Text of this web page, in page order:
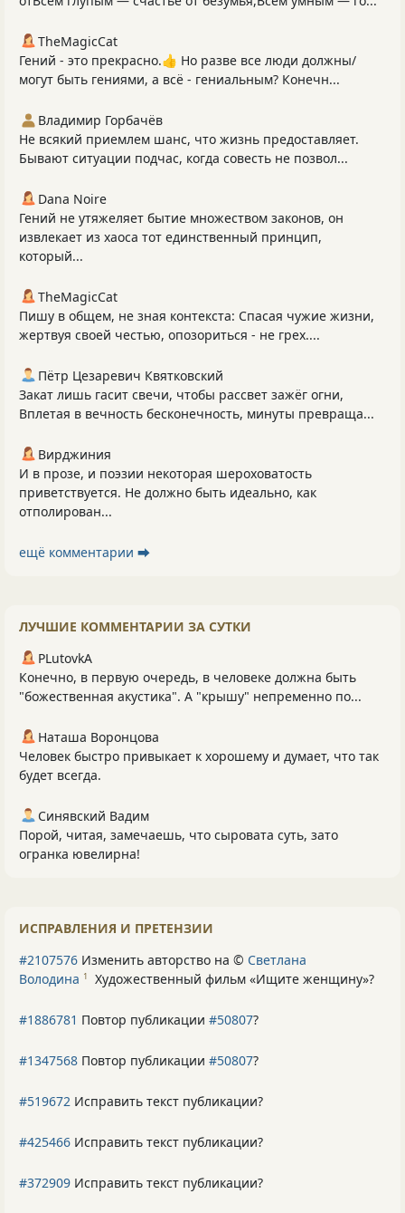
TheMagicCat
Гений - это прекрасно.👍 Но разве все люди должны/
могут быть гениями, а всё - гениальным? Конечн...
Владимир Горбачёв
Не всякий приемлем шанс, что жизнь предоставляет.
Бывают ситуации подчас, когда совесть не позвол...
Dana Noire
Гений не утяжеляет бытие множеством законов, он
извлекает из хаоса тот единственный принцип,
который...
TheMagicCat
Пишу в общем, не зная контекста: Спасая чужие жизни,
жертвуя своей честью, опозориться - не грех....
Пётр Цезаревич Квятковский
Закат лишь гасит свечи, чтобы рассвет зажёг огни,
Вплетая в вечность бесконечность, минуты превраща...
Вирджиния
И в прозе, и поэзии некоторая шероховатость
приветствуется. Не должно быть идеально, как
отполирован...
ещё комментарии ⮕
ЛУЧШИЕ КОММЕНТАРИИ ЗА СУТКИ
PLutоvkА
Конечно, в первую очередь, в человеке должна быть
"божественная акустика". А "крышу" непременно по...
Наташа Воронцова
Человек быстро привыкает к хорошему и думает, что так
будет всегда.
Синявский Вадим
Порой, читая, замечаешь, что сыровата суть, зато
огранка ювелирна!
ИСПРАВЛЕНИЯ И ПРЕТЕНЗИИ
#2107576 Изменить авторство на © Светлана
Володина 1 Художественный фильм «Ищите женщину»?
#1886781 Повтор публикации #50807?
#1347568 Повтор публикации #50807?
#519672 Исправить текст публикации?
#425466 Исправить текст публикации?
#372909 Исправить текст публикации?